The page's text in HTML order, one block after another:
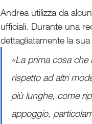
Andrea utilizza da
ufficiali. Durante una
dettagliatamente la
«La prima cosa
rispetto ad altri
più lunghe, come
appoggio,